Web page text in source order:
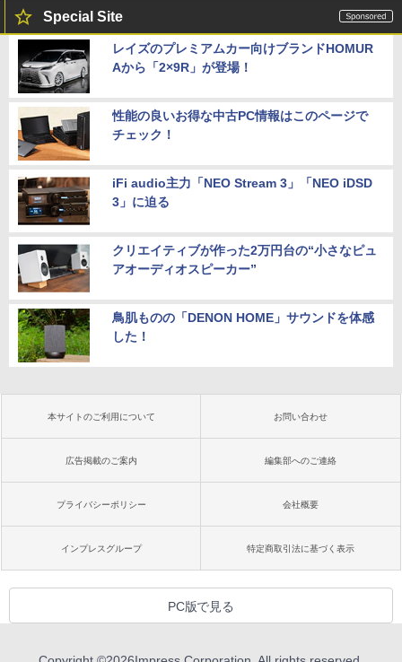
Special Site
レイズのプレミアムカー向けブランドHOMUR
Aから「2×9R」が登場！
性能の良いお得な中古PC情報はこのページで
チェック！
iFi audio主力「NEO Stream 3」「NEO iDSD
3」に迫る
クリエイティブが作った2万円台の“小さなピュ
アオーディオスピーカー”
鳥肌ものの「DENON HOME」サウンドを体感
した！
本サイトのご利用について お問い合わせ
広告掲載のご案内 編集部へのご連絡
プライバシーポリシー 会社概要
インプレスグループ 特定商取引法に基づく表示
PC版で見る